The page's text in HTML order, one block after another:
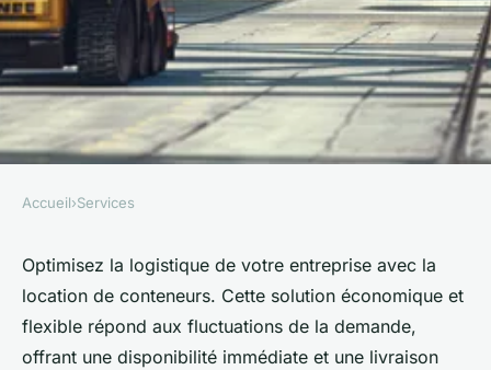
Location de conteneurs :
optimisez votre logistique
d'entreprise
Accueil›Services
Optimisez la logistique de votre entreprise avec la
location de conteneurs. Cette solution économique et
flexible répond aux fluctuations de la demande,
offrant une disponibilité immédiate et une livraison